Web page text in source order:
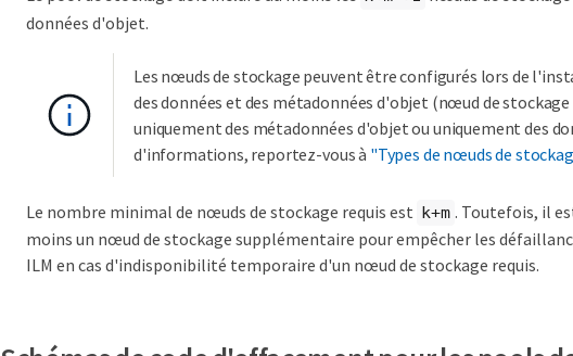
données d'objet.
Les nœuds de stockage peuvent être configurés lors de
des données et des métadonnées d'objet (nœud de stockage
uniquement des métadonnées d'objet ou uniquement des
d'informations, reportez-vous à "Types de nœuds de
Le nombre minimal de nœuds de stockage requis est k+m . Toutefois, il
moins un nœud de stockage supplémentaire pour empêcher les
ILM en cas d'indisponibilité temporaire d'un nœud de stockage requis.